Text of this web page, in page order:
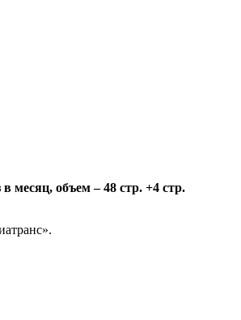
месяц, объем – 48 стр. +4 стр.